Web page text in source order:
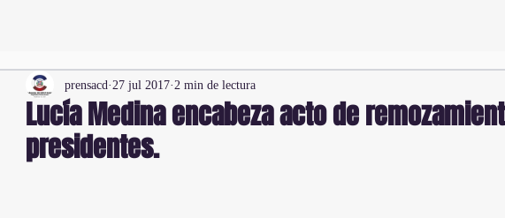
Lucía Medina encabeza acto de
presidentes.
prensacd 27 jul 2017 2 min de lectura